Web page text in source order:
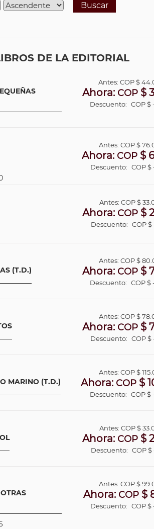
Buscar
DE LA EDITORIAL
Antes:COP$
Ahora: COP $
Descuento: COP $
Antes:COP$
Ahora: COP$
Descuento: COP $
Antes:COP$
Ahora: COP $
Descuento: COP $
(T.D.)
Antes: COP$
Ahora: COP$
Descuento: COP $
Antes:COP$
Ahora: COP$
Descuento: COP $
MARINO (T.D.)
Antes: COP$
Ahora: COP$
Descuento: COP $
Antes:COP$
Ahora: COP $
Descuento: COP $
Antes:COP$
Ahora: COP$
Descuento: COP $